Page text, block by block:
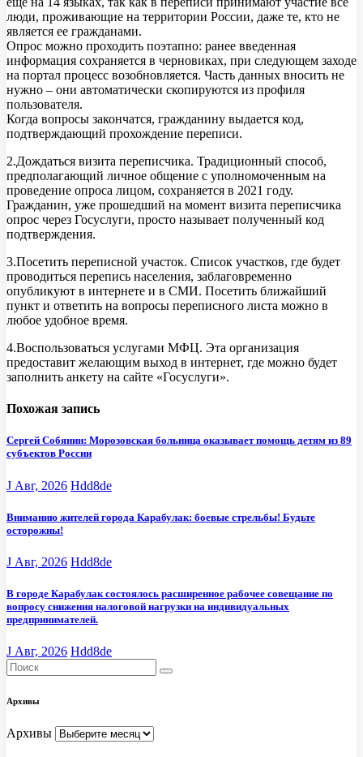
люди, проживающие на территории России, даже те, кто не
является ее гражданами.
Опрос можно проходить поэтапно: ранее введенная
информация сохраняется в черновиках, при следующем заходе
на портал процесс возобновляется. Часть данных вносить не
нужно – они автоматически скопируются из профиля
пользователя.
Когда вопросы закончатся, гражданину выдается код,
подтверждающий прохождение переписи.
2.Дождаться визита переписчика. Традиционный способ,
предполагающий личное общение с уполномоченным на
проведение опроса лицом, сохраняется в 2021 году.
Гражданин, уже прошедший на момент визита переписчика
опрос через Госуслуги, просто называет полученный код
подтверждения.
3.Посетить переписной участок. Список участков, где будет
проводиться перепись населения, заблаговременно
опубликуют в интернете и в СМИ. Посетить ближайший
пункт и ответить на вопросы переписного листа можно в
любое удобное время.
4.Воспользоваться услугами МФЦ. Эта организация
предоставит желающим выход в интернет, где можно будет
заполнить анкету на сайте «Госуслуги».
Похожая запись
Сергей Собянин: Морозовская больница оказывает помощь детям из 89
субъектов России
J Авг, 2026 Hdd8de
Вниманию жителей города Карабулак: боевые стрельбы! Будьте
осторожны!
J Авг, 2026 Hdd8de
В городе Карабулак состоялось расширенное рабочее совещание по
вопросу снижения налоговой нагрузки на индивидуальных
предпринимателей.
J Авг, 2026 Hdd8de
Архивы
Архивы